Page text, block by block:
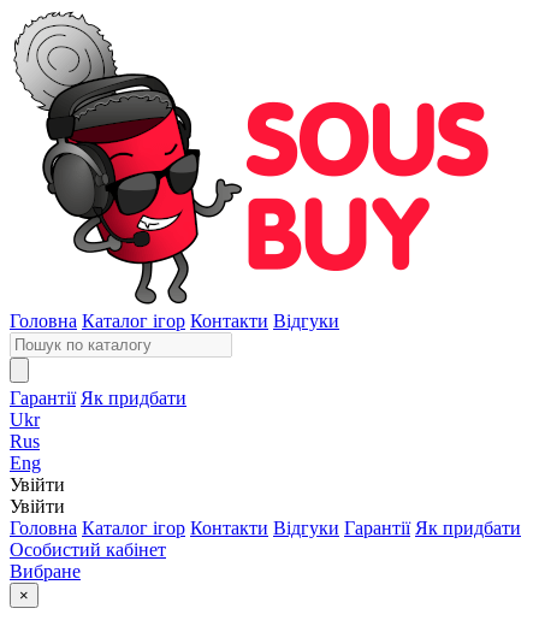
Головна Каталог ігор Контакти Відгуки
Гарантії Як придбати
Ukr
Rus
Eng
Увійти
Увійти
Головна Каталог ігор Контакти Відгуки Гарантії Як придбати
Особистий кабінет
Вибране
×